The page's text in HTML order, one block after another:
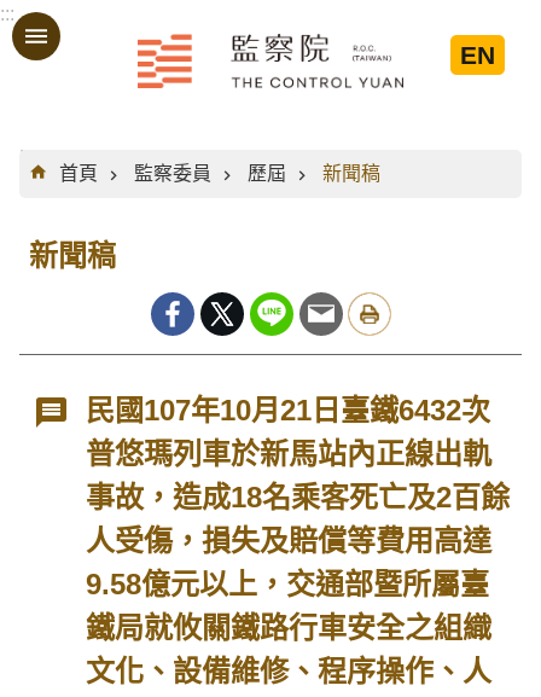
跳到主要內容區塊
:::
EN
:::
首頁
監察委員 歷屆 新聞稿
新聞稿
民國107年10月21日臺鐵6432次
普悠瑪列車於新馬站內正線出軌
事故，造成18名乘客死亡及2百餘
人受傷，損失及賠償等費用高達
9.58億元以上，交通部暨所屬臺
鐵局就攸關鐵路行車安全之組織
文化、設備維修、程序操作、人